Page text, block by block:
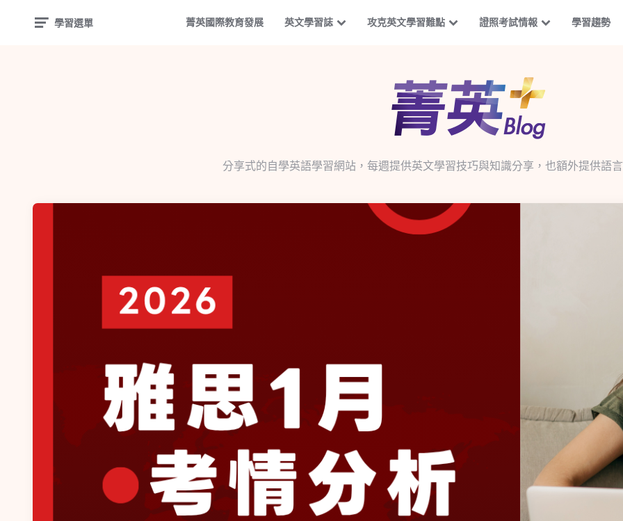
學習選單 菁英國際教育發展 英文學習誌 攻克英文學習難點 證照考試情報 學習趨勢
分享式的自學英語學習網站，每週提供英文學習技巧與知識分享，也額外提供語